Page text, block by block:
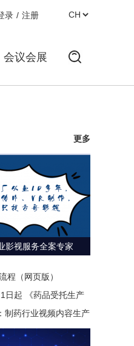
录 / 注册
会议会展
更多
影视服务全案专家
程（网页版）
日起 《药品受托生产
制药行业视频内容生产
率・高质量・高精准全